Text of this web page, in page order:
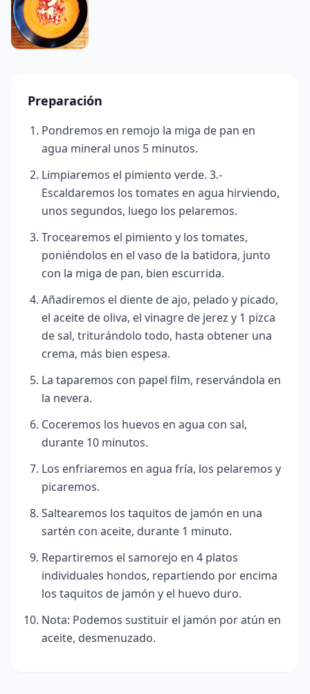
Preparación
Pondremos en remojo la miga de pan en
agua mineral unos 5 minutos.
Limpiaremos el pimiento verde. 3.-
Escaldaremos los tomates en agua hirviendo,
unos segundos, luego los pelaremos.
Trocearemos el pimiento y los tomates,
poniéndolos en el vaso de la batidora, junto
con la miga de pan, bien escurrida.
Añadiremos el diente de ajo, pelado y picado,
el aceite de oliva, el vinagre de jerez y 1 pizca
de sal, triturándolo todo, hasta obtener una
crema, más bien espesa.
La taparemos con papel film, reservándola en
la nevera.
Coceremos los huevos en agua con sal,
durante 10 minutos.
Los enfriaremos en agua fría, los pelaremos y
picaremos.
Saltearemos los taquitos de jamón en una
sartén con aceite, durante 1 minuto.
Repartiremos el samorejo en 4 platos
individuales hondos, repartiendo por encima
los taquitos de jamón y el huevo duro.
Nota: Podemos sustituir el jamón por atún en
aceite, desmenuzado.